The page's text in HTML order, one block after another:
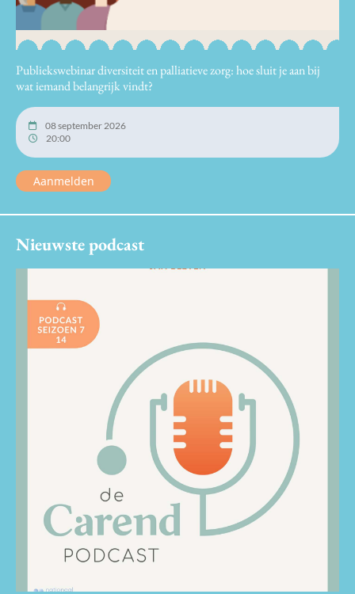
Publiekswebinar diversiteit en palliatieve zorg: hoe sluit je aan bij
wat iemand belangrijk vindt?
08 september 2026
20:00
Aanmelden
Nieuwste podcast